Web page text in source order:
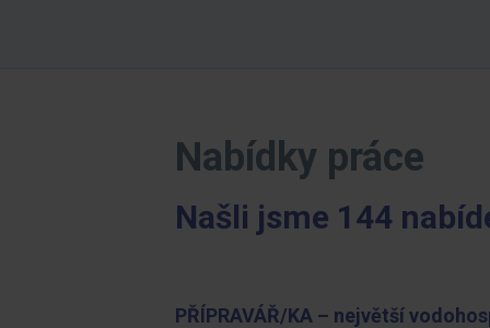
Nabídky práce
Našli jsme 144
PŘÍPRAVÁŘ/KA – největší